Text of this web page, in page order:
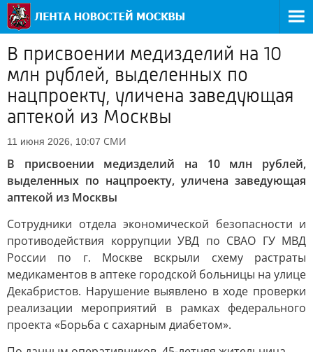
В присвоении медизделий на 10
млн рублей, выделенных по
нацпроекту, уличена заведующая
аптекой из Москвы
11 июня 2026, 10:07 СМИ
В присвоении медизделий на 10 млн рублей,
выделенных по нацпроекту, уличена заведующая
аптекой из Москвы
Сотрудники отдела экономической безопасности и
противодействия коррупции УВД по СВАО ГУ МВД
России по г. Москве вскрыли схему растраты
медикаментов в аптеке городской больницы на улице
Декабристов. Нарушение выявлено в ходе проверки
реализации мероприятий в рамках федерального
проекта «Борьба с сахарным диабетом».